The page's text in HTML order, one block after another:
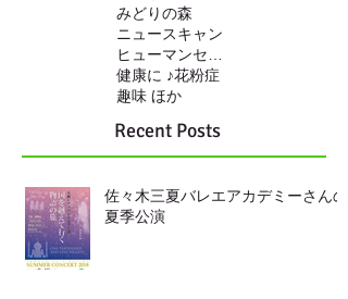
みどりの森
ニュースキャン
健康に ♪花粉症
趣味 ほか
Recent Posts
佐々木三夏バレエアカデミーさんの
夏季公演